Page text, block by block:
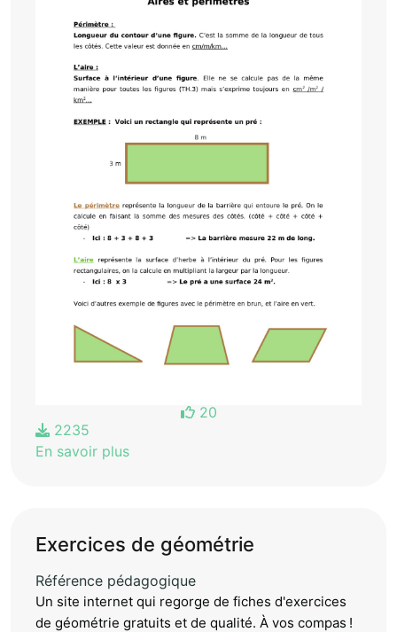
20
2235
En savoir plus
Exercices de géométrie
Référence pédagogique
Un site internet qui regorge de fiches d'exercices
de géométrie gratuits et de qualité. À vos compas !